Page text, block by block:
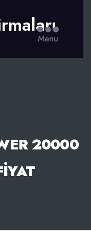
Menu
20000